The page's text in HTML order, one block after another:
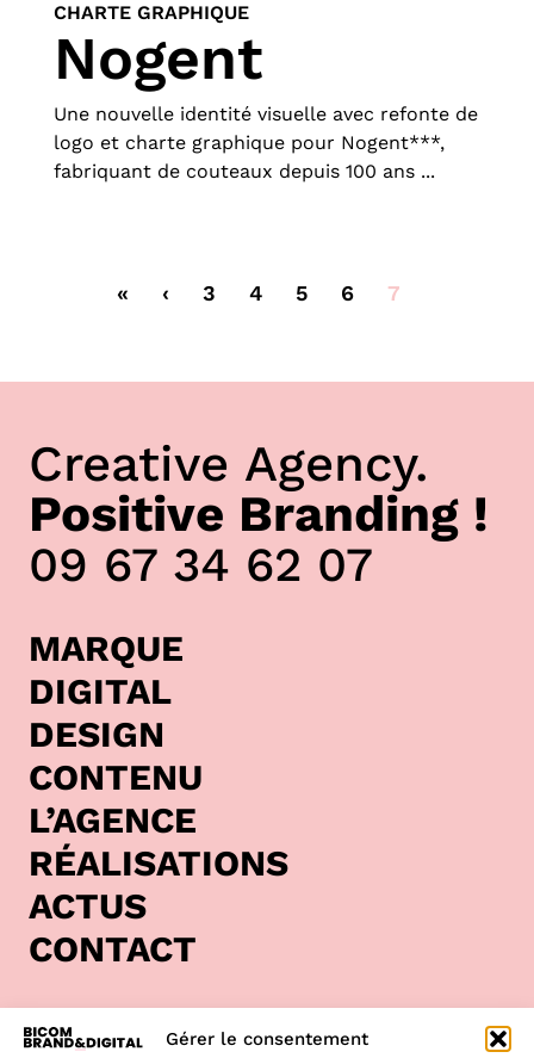
Gérer le consentement
CHARTE GRAPHIQUE
Nogent
Une nouvelle identité visuelle avec refonte de
logo et charte graphique pour Nogent***,
fabriquant de couteaux depuis 100 ans ...
« ‹ 3 4 5 6 7
Creative Agency.
Positive Branding !
09 67 34 62 07
MARQUE
DIGITAL
DESIGN
CONTENU
L’AGENCE
RÉALISATIONS
ACTUS
CONTACT
Clisson, au cœur de la région Pays de la Loire. Nous